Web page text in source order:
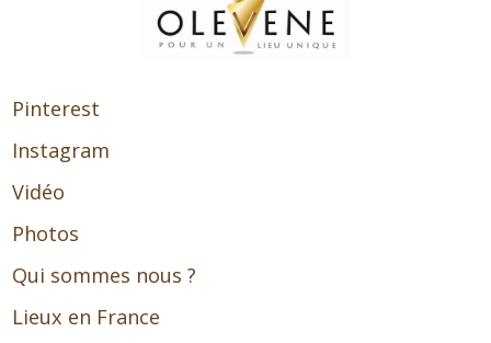
Pinterest
Instagram
Vidéo
Photos
Qui sommes nous ?
Lieux en France